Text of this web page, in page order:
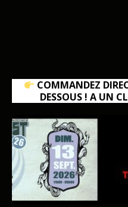
COMMANDEZ
DESSOUS ! A UN